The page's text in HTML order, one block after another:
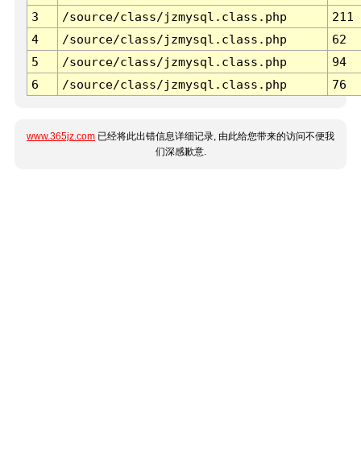
3 /source/class/jzmysql.class.php
211
4
/source/class/jzmysql.class.php
62
5
/source/class/jzmysql.class.php
94
6
/source/class/jzmysql.class.php 76
www.365jz.com 已经将此出错信息详细记录, 由此给您带来的访问不便我
们深感歉意.